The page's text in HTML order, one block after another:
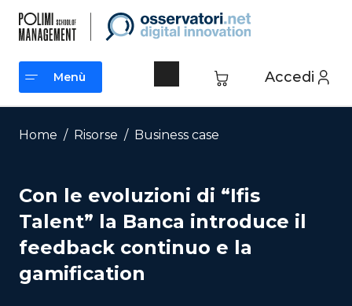
contenuto
Accedi
Menù
Menù
Home / Risorse / Business case
Con le evoluzioni di “Ifis
Talent” la Banca introduce il
feedback continuo e la
gamification